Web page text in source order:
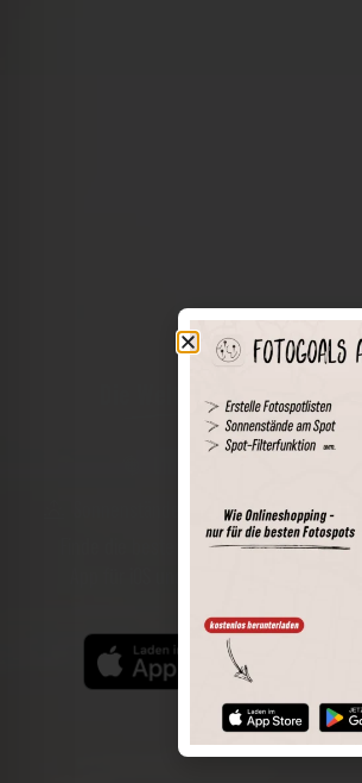
Die Welt der Orte in
Spots
Sonnenstände am Spot
Spotdetails
Finde die besten Fotospots noch
App für iOS und Android und genieße